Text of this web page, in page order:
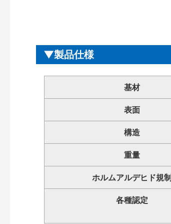
製品仕様
基材
表面
構造
重量
ホルムアルデヒド規制
各種認定